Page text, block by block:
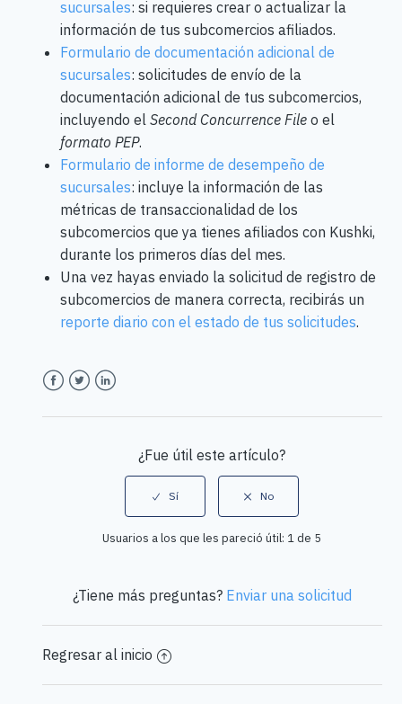
sucursales: si requieres crear o actualizar la
información de tus subcomercios afiliados.
Formulario de documentación adicional de
sucursales: solicitudes de envío de la
documentación adicional de tus subcomercios,
incluyendo elSecond Concurrence Fileo el
formato PEP.
Formulario de informe de desempeño de
sucursales: incluye la información de las
métricas de transaccionalidad de los
subcomercios que ya tienes afiliados con Kushki,
durante los primeros días del mes.
Una vez hayas enviado la solicitud de registro de
subcomercios de manera correcta, recibirás un
reporte diario con el estado de tus solicitudes.
¿Fue útil este artículo?
Usuarios a los que les pareció útil: 1 de 5
¿Tiene más preguntas? Enviar una solicitud
Regresar al inicio